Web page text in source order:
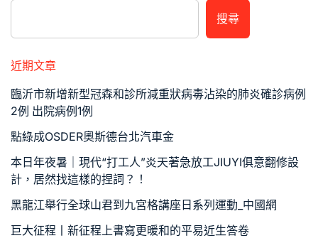
搜尋
近期文章
臨沂市新增新型冠森和診所減重狀病毒沾染的肺炎確診病例
2例 出院病例1例
點綠成OSDER奧斯德台北汽車金
本日年夜暑｜現代“打工人”炎天著急放工JIUYI俱意翻修設
計，居然找這樣的捏詞？！
黑龍江舉行全球山君到九宮格講座日系列運動_中國網
巨大征程丨新征程上書寫更暖和的平易近生答卷